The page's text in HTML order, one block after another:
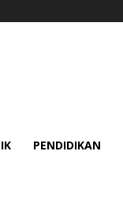
PENDIDIKAN